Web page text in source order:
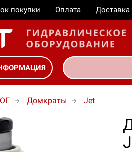
покупки Оплата Доставка
Домкраты Jet